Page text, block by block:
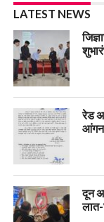
LATEST NEWS
रेड
दून